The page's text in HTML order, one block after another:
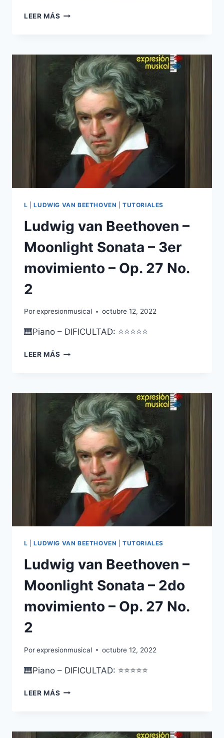
LEER MÁS LUDWIG
PARA
ELISA
(FÜR
ELISE)
L |LUDWIG VAN BEETHOVEN |TUTORIALES
Ludwig van Beethoven –
Moonlight Sonata – 3er
movimiento – Op. 27 No.
2
Porexpresionmusical octubre 12, 2022
🎹Piano – DIFICULTAD: ⭐⭐⭐⭐⭐
LEER MÁS LUDWIG
MOONLIGHT
SONATA
3ER
MOVIMIENTO
–
OP.
27
L |LUDWIG VAN BEETHOVEN |TUTORIALES
Ludwig van Beethoven –
Moonlight Sonata – 2do
movimiento – Op. 27 No.
2
Porexpresionmusical octubre 12, 2022
🎹Piano – DIFICULTAD: ⭐⭐⭐⭐⭐
LEER MÁS LUDWIG
MOONLIGHT